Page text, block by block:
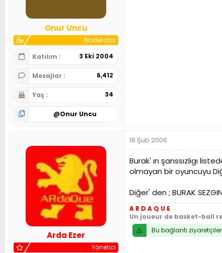
Onur Uncu
Moderator
Katılım
3 Eki 2004
Mesajlar 6,412
Yaş 34
@Onur Uncu
Arda Ezer
Yönetici
18 Şub 2006
Burak' ın şanssızlıgı
olmayan bir oyuncuyu
Diğer' den ; BURAK
A R D A Q U E
Un joueur de basket-ball
Bu bağlantı